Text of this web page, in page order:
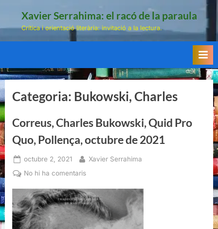
Xavier Serrahima: el racó de la paraula
Crítica i orientació literària: invitació a la lectura.
Categoria: Bukowski, Charles
Correus, Charles Bukowski, Quid Pro
Quo, Pollença, octubre de 2021
Posted
on
octubre 2, 2021 By
Xavier Serrahima
No hi ha comentarisa
Charles
Bukowski,
Quid